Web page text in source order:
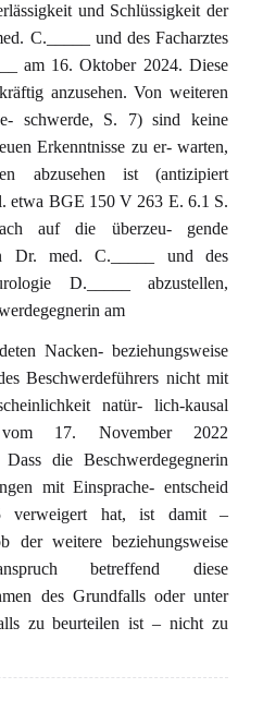
und Schlüssigkeit der
C._____ und des Facharztes
am 16. Oktober 2024. Diese
anzusehen. Von weiteren
schwerde, S. 7) sind keine
Erkenntnisse zu er- warten,
abzusehen ist (antizipiert
etwa BGE 150 V 263 E. 6.1 S.
auf die überzeu- gende
Dr. med. C._____ und des
D._____ abzustellen,
am
Nacken- beziehungsweise
Beschwerdeführers nicht mit
natür- lich-kausal
17. November 2022
die Beschwerdegegnerin
mit Einsprache- entscheid
hat, ist damit –
der weitere beziehungsweise
betreffend diese
des Grundfalls oder unter
zu beurteilen ist – nicht zu